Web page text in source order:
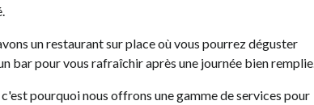
un restaurant sur place où vous pourrez déguster
bar pour vous rafraîchir après une journée bien remplie.
pourquoi nous offrons une gamme de services pour